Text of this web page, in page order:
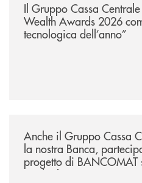
Il Gruppo Cassa
Wealth Awards 2026
tecnologica dell’anno”
Anche il Gruppo Cassa
la nostra Banca,
progetto di BANCOMAT
e sul relativo ecosistema